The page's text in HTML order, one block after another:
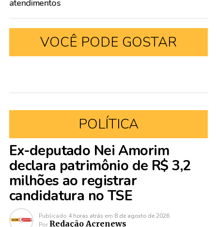
atendimentos
VOCÊ PODE GOSTAR
POLÍTICA
Ex-deputado Nei Amorim
declara patrimônio de R$ 3,2
milhões ao registrar
candidatura no TSE
Publicado 4 horas atrás em 8 de agosto de 2026
Por Redação Acrenews